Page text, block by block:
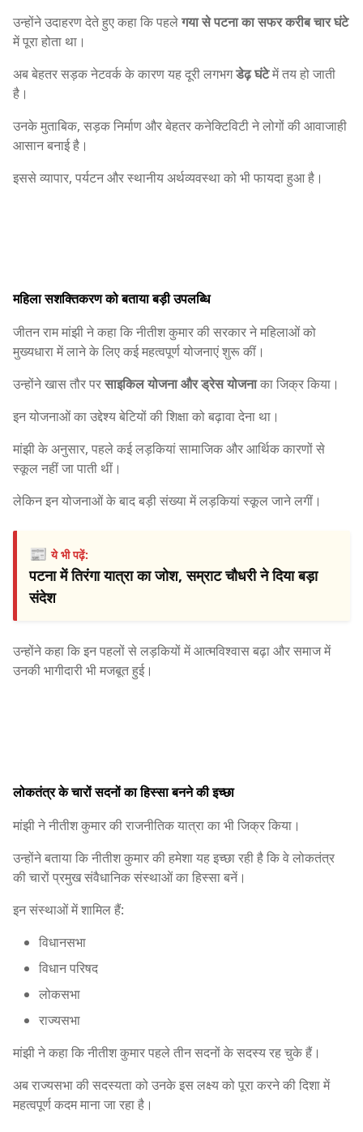
उन्होंने उदाहरण देते हुए कहा कि पहलेगया से पटना का सफर करीब चार घंटे
में पूरा होता था।
अब बेहतर सड़क नेटवर्क के कारण यह दूरी लगभगडेढ़ घंटेमें तय हो जाती
है।
उनके मुताबिक, सड़क निर्माण और बेहतर कनेक्टिविटी ने लोगों की आवाजाही
आसान बनाई है।
इससे व्यापार, पर्यटन और स्थानीय अर्थव्यवस्था को भी फायदा हुआ है।
महिला सशक्तिकरण को बताया बड़ी उपलब्धि
जीतन राम मांझी ने कहा कि नीतीश कुमार की सरकार ने महिलाओं को
मुख्यधारा में लाने के लिए कई महत्वपूर्ण योजनाएं शुरू कीं।
उन्होंने खास तौर परसाइकिल योजना और ड्रेस योजनाका जिक्र किया।
इन योजनाओं का उद्देश्य बेटियों की शिक्षा को बढ़ावा देना था।
मांझी के अनुसार, पहले कई लड़कियां सामाजिक और आर्थिक कारणों से
स्कूल नहीं जा पाती थीं।
लेकिन इन योजनाओं के बाद बड़ी संख्या में लड़कियां स्कूल जाने लगीं।
📰ये भी पढ़ें:
पटना में तिरंगा यात्रा का जोश, सम्राट चौधरी ने दिया बड़ा
संदेश
उन्होंने कहा कि इन पहलों से लड़कियों में आत्मविश्वास बढ़ा और समाज में
उनकी भागीदारी भी मजबूत हुई।
लोकतंत्र के चारों सदनों का हिस्सा बनने की इच्छा
मांझी ने नीतीश कुमार की राजनीतिक यात्रा का भी जिक्र किया।
उन्होंने बताया कि नीतीश कुमार की हमेशा यह इच्छा रही है कि वे लोकतंत्र
की चारों प्रमुख संवैधानिक संस्थाओं का हिस्सा बनें।
इन संस्थाओं में शामिल हैं:
विधानसभा
विधान परिषद
लोकसभा
राज्यसभा
मांझी ने कहा कि नीतीश कुमार पहले तीन सदनों के सदस्य रह चुके हैं।
अब राज्यसभा की सदस्यता को उनके इस लक्ष्य को पूरा करने की दिशा में
महत्वपूर्ण कदम माना जा रहा है।